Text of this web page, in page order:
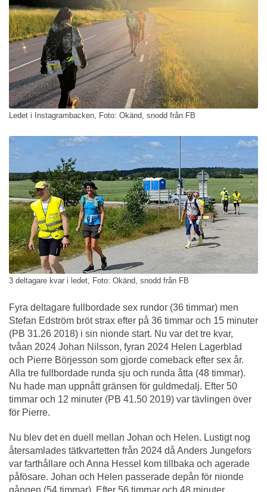
Ledet i Instagrambacken, Foto: Okänd, snodd från FB
3 deltagare kvar i ledet, Foto: Okänd, snodd från FB
Fyra deltagare fullbordade sex rundor (36 timmar) men
Stefan Edström bröt strax efter på 36 timmar och 15 minuter
(PB 31.26 2018) i sin nionde start. Nu var det tre kvar,
tvåan 2024 Johan Nilsson, fyran 2024 Helen Lagerblad
och Pierre Börjesson som gjorde comeback efter sex år.
Alla tre fullbordade runda sju och runda åtta (48 timmar).
Nu hade man uppnått gränsen för guldmedalj. Efter 50
timmar och 12 minuter (PB 41.50 2019) var tävlingen över
för Pierre.
Nu blev det en duell mellan Johan och Helen. Lustigt nog
återsamlades tätkvartetten från 2024 då Anders Jungefors
var farthållare och Anna Hessel kom tillbaka och agerade
påfösare. Johan och Helen passerade depån för nionde